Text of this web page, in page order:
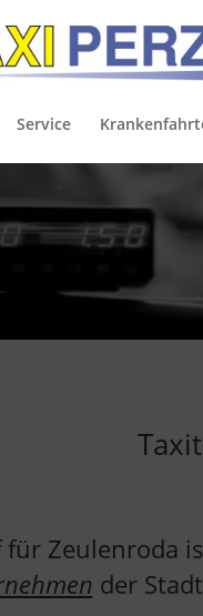
Service
Zeulenroda
der